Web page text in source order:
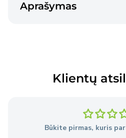
2-3 dienos
Prekės pristatomos per 2–3
Pardavėjo sandėlyje nėra
Išsami informacijaapie
Aprašymas
Klientų
Būkite pirmas, kuris